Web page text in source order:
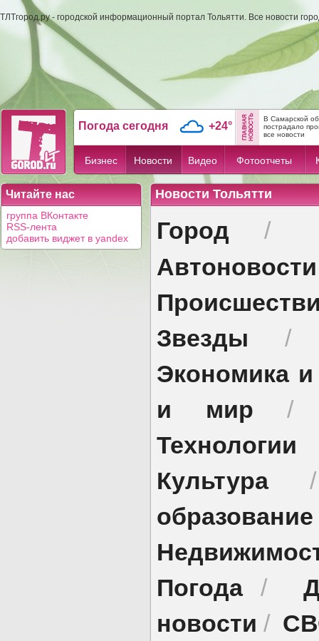
ТЛТгород.ру - городской информационный портал Тольятти. Все новости
Погода сегодня +24°
В Самарской
пострадало
все новости
Бизнес Новости Видео Фотоотчеты
Читайте нас
группа ВКонтакте
RSS-лента
добавить виджет в yandex
Новости Тольятти
Город /
Автоновости
Звезды
Экономика
и мир
Технологии
Культура
образование
Погода/
новости /